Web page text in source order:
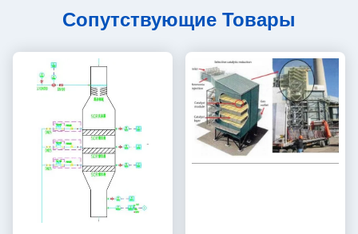
Сопутствующие Товары